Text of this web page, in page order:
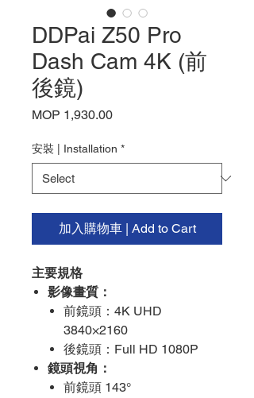
DDPai Z50 Pro
Dash Cam 4K (前
後鏡)
MOP 1,930.00Price
安裝 | Installation *
加入購物車 | Add to Cart
主要規格
影像畫質：
前鏡頭：4K UHD
3840×2160
後鏡頭：Full HD 1080P
鏡頭視角：
前鏡頭 143°